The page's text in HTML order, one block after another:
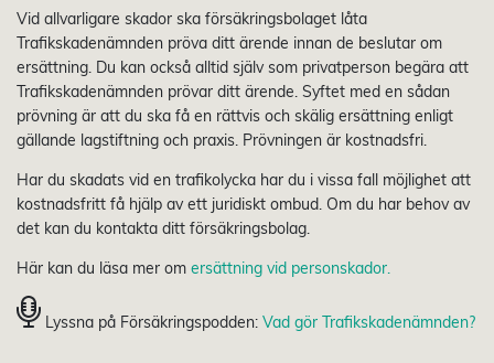
Vid allvarligare skador ska försäkringsbolaget låta
Trafikskadenämnden pröva ditt ärende innan de beslutar om
ersättning. Du kan också alltid själv som privatperson begära att
Trafikskadenämnden prövar ditt ärende. Syftet med en sådan
prövning är att du ska få en rättvis och skälig ersättning enligt
gällande lagstiftning och praxis. Prövningen är kostnadsfri.
Har du skadats vid en trafikolycka har du i vissa fall möjlighet att
kostnadsfritt få hjälp av ett juridiskt ombud. Om du har behov av
det kan du kontakta ditt försäkringsbolag.
Här kan du läsa mer om ersättning vid personskador.
Lyssna på Försäkringspodden: Vad gör Trafikskadenämnden?